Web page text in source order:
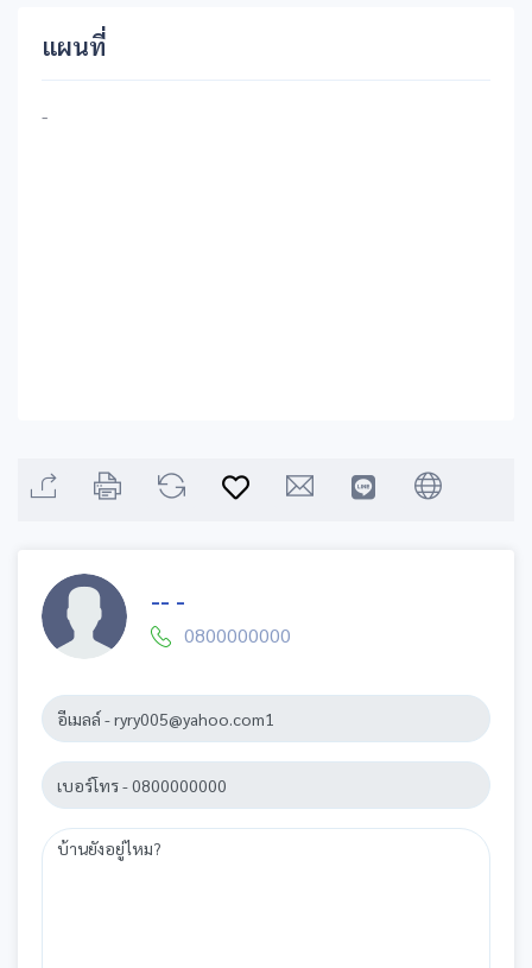
แผนที่
-
-- -
0800000000